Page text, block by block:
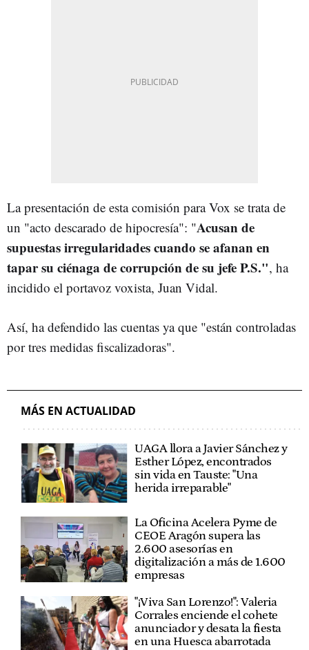
La presentación de esta comisión para Vox se trata de
un "acto descarado de hipocresía": "Acusan de
supuestas irregularidades cuando se afanan en
tapar su ciénaga de corrupción de su jefe P.S.", ha
incidido el portavoz voxista, Juan Vidal.
Así, ha defendido las cuentas ya que "están controladas
por tres medidas fiscalizadoras".
MÁS EN ACTUALIDAD
UAGA llora a Javier Sánchez y
Esther López, encontrados
sin vida en Tauste: "Una
herida irreparable"
La Oficina Acelera Pyme de
CEOE Aragón supera las
2.600 asesorías en
digitalización a más de 1.600
empresas
"¡Viva San Lorenzo!": Valeria
Corrales enciende el cohete
anunciador y desata la fiesta
en una Huesca abarrotada